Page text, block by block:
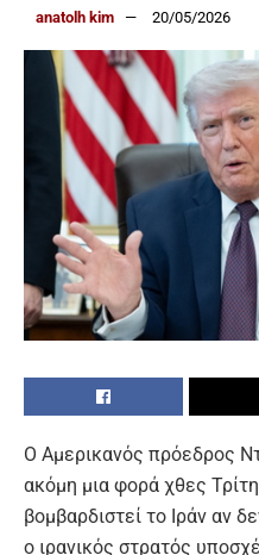
anatolh kim 20/05/2026
Ο Αμερικανός πρόεδρος
ακόμη μια φορά χθες
βομβαρδιστεί το Ιράν αν
ο ιρανικός στρατός